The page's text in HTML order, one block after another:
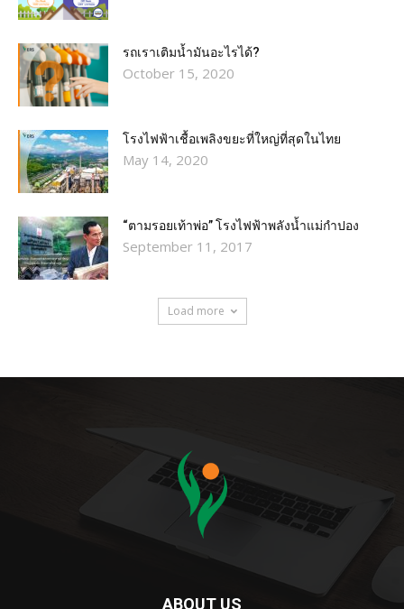
รถเราเติมน้ำมันอะไรได้?​
October 15, 2020
โรงไฟฟ้าเชื้อเพลิงขยะที่ใหญ่ที่สุดในไทย
May 14, 2020
“ตามรอยเท้าพ่อ” โรงไฟฟ้าพลังน้ำแม่กำปอง
September 11, 2017
Load more
ABOUT US